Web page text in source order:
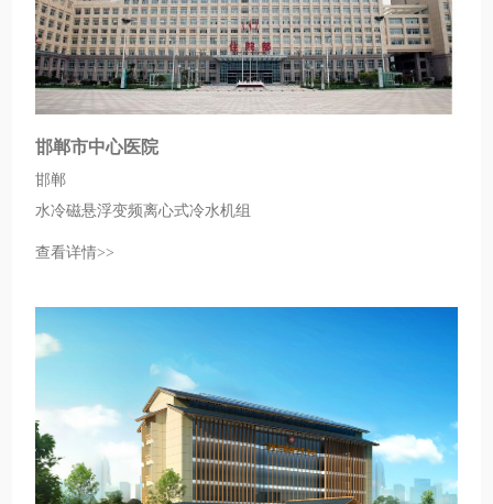
邯郸市中心医院
邯郸
水冷磁悬浮变频离心式冷水机组
查看详情>>